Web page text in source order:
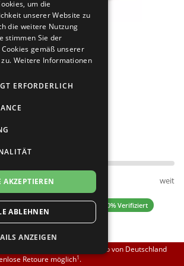
silber
Fußweite:
normal weit
5.00 (1 Bewertungen) ✓ 100% Verifiziert
69,00 EUR
800,00 EUR liefern wir innerhalb von Deutschland
Retoure möglich1.
um die
unserer Website zu
die weitere Nutzung
stimmen Sie der
gemäß unserer
Weitere Informationen
ERFORDERLICH
AKZEPTIEREN
ABLEHNEN
ANZEIGEN